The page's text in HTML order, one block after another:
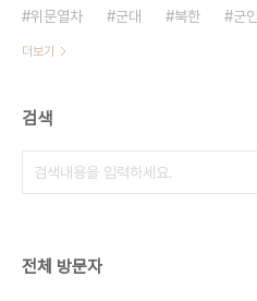
위문열차
군대 북한 군인
더보기
검색
전체 방문자